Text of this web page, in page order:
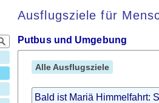
Ausflugsziele für
Putbus und Umgebung
Alle Ausflugsziele
Bald ist Mariä Himmelfahrt: